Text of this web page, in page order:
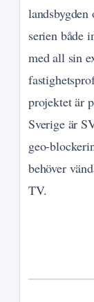
serien både
med all sin
projektet är
Sverige är
geo-
behöver
TV.